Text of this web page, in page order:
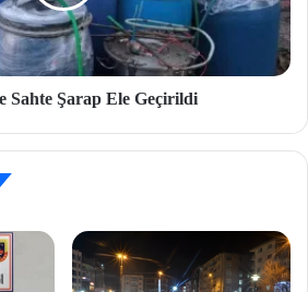
Sahte Şarap Ele Geçirildi